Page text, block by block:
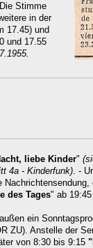
Stimme
in der
17.45) und
und 17.55
liebe Kinder"
4a - Kinderfunk). -
des Tages" ab
ein
ZU). Anstelle der
von 8:30 bis 9:15